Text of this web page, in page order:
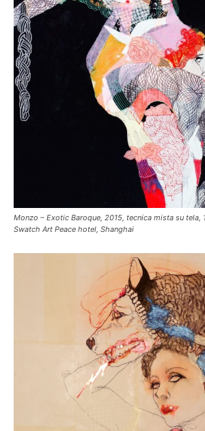
Monzo – Exotic Baroque, 2015, tecnica mista su tela,
Swatch Art Peace hotel, Shanghai